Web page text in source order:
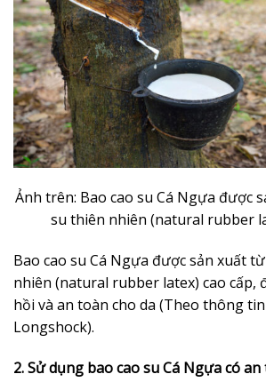
Ảnh trên: Bao cao su Cá Ngựa được
su thiên nhiên (natural rubber
Bao cao su Cá Ngựa được sản xuất
nhiên (natural rubber latex) cao cấp,
hồi và an toàn cho da (Theo thông
Longshock).
2. Sử dụng bao cao su Cá Ngựa có